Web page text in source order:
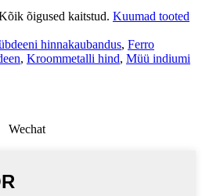
õigused kaitstud. Kuumad tooted
hinnakaubandus, Ferro
, Kroommetalli hind, Müü indiumi
Wechat